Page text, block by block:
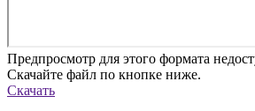
Предпросмотр для этого формата
Скачайте файл по кнопке ниже.
Скачать